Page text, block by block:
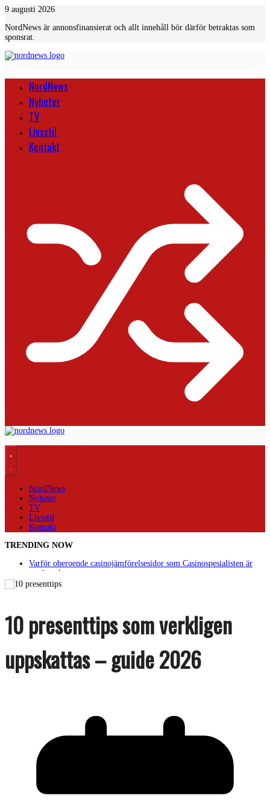
Skip
content
9 augusti 2026
NordNews är annonsfinansierat och allt innehåll bör därför betraktas som
sponsrat.
NordNews
Nyheter
TV
Livsstil
Kontakt
NordNews
Nyheter
TV
Livsstil
Kontakt
TRENDING NOW
Varför oberoende casinojämförelsesidor som Casinospesialisten är
avgörande
Picknickbord utomhus i olika modeller för trädgård och offentlig
Det fysiologiska teknikskiftet: Den medicinska utvecklingen öppnar
nya dörrar
10 presenttips som verkligen
uppskattas – guide 2026